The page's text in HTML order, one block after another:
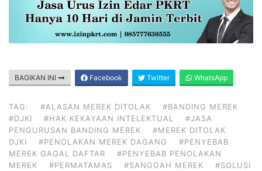
BAGIKAN INI Facebook Twitter WhatsApp
TAG: #ALASAN MEREK DITOLAK
#BANDING MEREK
#DJKI
#HAK KEKAYAAN INTELEKTUAL
#JASA
PENGURUSAN BANDING MEREK
#MEREK DITOLAK
DJKI
#PENOLAKAN MEREK DAGANG
#PENYEBAB
MEREK GAGAL DAFTAR
#PENYEBAB PENOLAKAN
MEREK
#PERMATAMAS #SANGGAH MEREK
#SOLUSI